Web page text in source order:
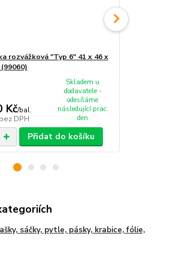
rozvážková "Typ 6" 41 x 46 x
Kč/bal.
bez DPH
Skladem u
dodavatele -
odesíláme
následující prac.
den
Přidat do košíku
sáčky, pytle, pásky, krabice, fólie,